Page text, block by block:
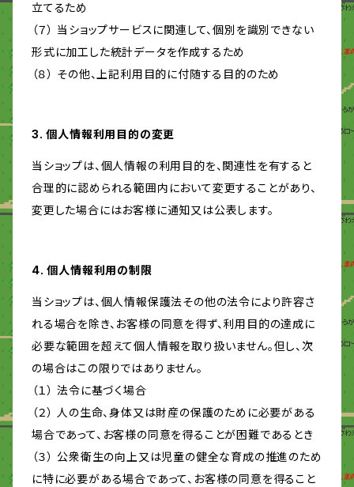
立てるため
（７） 当ショップサービスに関連して、個別を識別できない
形式に加工した統計データを作成するため
（８） その他、上記利用目的に付随する目的のため
3. 個人情報利用目的の変更
当ショップは、個人情報の利用目的を、関連性を有すると
合理的に認められる範囲内において変更することがあり、
変更した場合にはお客様に通知又は公表します。
4. 個人情報利用の制限
当ショップは、個人情報保護法その他の法令により許容さ
れる場合を除き、お客様の同意を得ず、利用目的の達成に
必要な範囲を超えて個人情報を取り扱いません。但し、次
の場合はこの限りではありません。
（１） 法令に基づく場合
（２） 人の生命、身体又は財産の保護のために必要がある
場合であって、お客様の同意を得ることが困難であるとき
（３） 公衆衛生の向上又は児童の健全な育成の推進のため
に特に必要がある場合であって、お客様の同意を得ること